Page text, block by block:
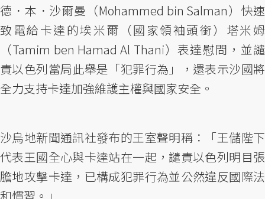
德．本．沙爾曼（Mohammed bin Salman）快速
致電給卡達的埃米爾（國家領袖頭銜）塔米姆
（Tamim ben Hamad Al Thani）表達慰問，並譴
責以色列當局此舉是「犯罪行為」，還表示沙國將
全力支持卡達加強維護主權與國家安全。
沙烏地新聞通訊社發布的王室聲明稱：「王儲陛下
代表王國全心與卡達站在一起，譴責以色列明目張
膽地攻擊卡達，已構成犯罪行為並公然違反國際法